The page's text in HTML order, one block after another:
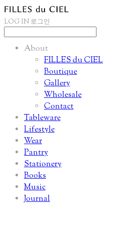
LOG IN 로그인
About
FILLES du CIEL
Boutique
Gallery
Wholesale
Contact
Tableware
Lifestyle
Wear
Pantry
Stationery
Books
Music
Journal